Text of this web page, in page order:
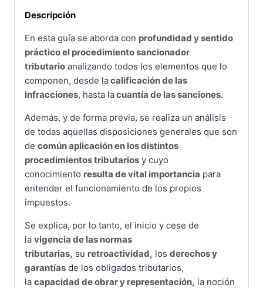
Descripción
En esta guía se aborda con profundidad y sentido
práctico el procedimiento sancionador
tributario analizando todos los elementos que lo
componen, desde lacalificación de las
infracciones, hasta lacuantía de las sanciones.
Además, y de forma previa, se realiza un análisis
de todas aquellas disposiciones generales que son
de común aplicación en los distintos
procedimientos tributarios y cuyo
conocimiento resulta de vital importancia para
entender el funcionamiento de los propios
impuestos.
Se explica, por lo tanto, el inicio y cese de
la vigencia de las normas
tributarias, su retroactividad, los derechos y
garantías de los obligados tributarios,
la capacidad de obrar y representación, la noción